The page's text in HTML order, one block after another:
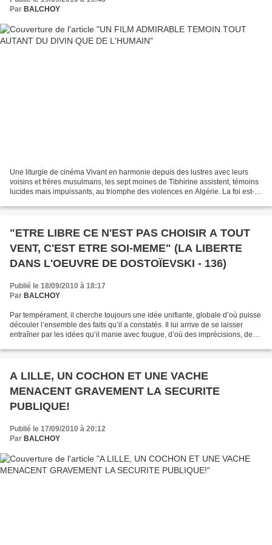
Par BALCHOY
Une liturgie de cinéma Vivant en harmonie depuis des lustres avec leurs
voisins et frères musulmans, les sept moines de Tibhirine assistent, témoins
lucides mais impuissants, au triomphe des violences en Algérie. La foi est-
"ETRE LIBRE CE N'EST PAS CHOISIR A TOUT
VENT, C'EST ETRE SOI-MEME" (LA LIBERTE
DANS L'OEUVRE DE DOSTOÏEVSKI - 136)
Publié le 18/09/2010 à 18:17
Par BALCHOY
Par tempérament, il cherche toujours une idée unifiante, globale d’où puisse
découler l’ensemble des faits qu’il a constatés. Il lui arrive de se laisser
entraîner par les idées qu’il manie avec fougue, d’où des imprécisions, des
A LILLE, UN COCHON ET UNE VACHE
MENACENT GRAVEMENT LA SECURITE
PUBLIQUE!
Publié le 17/09/2010 à 20:12
Par BALCHOY